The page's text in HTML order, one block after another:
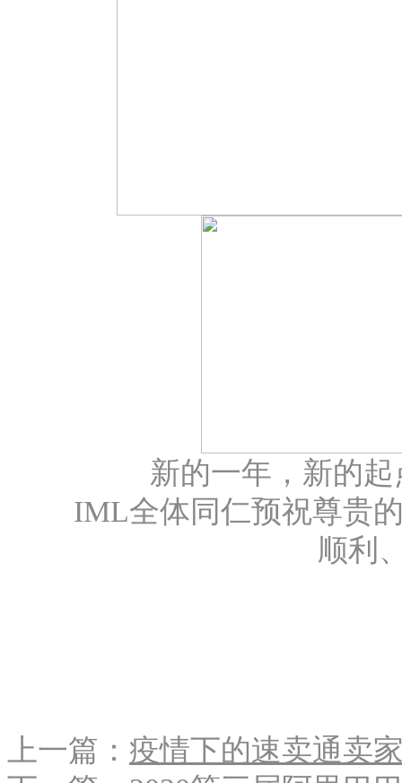
新的一年，新的
IML全体同仁预祝尊贵
顺利
上一篇： 疫情下的速卖通卖